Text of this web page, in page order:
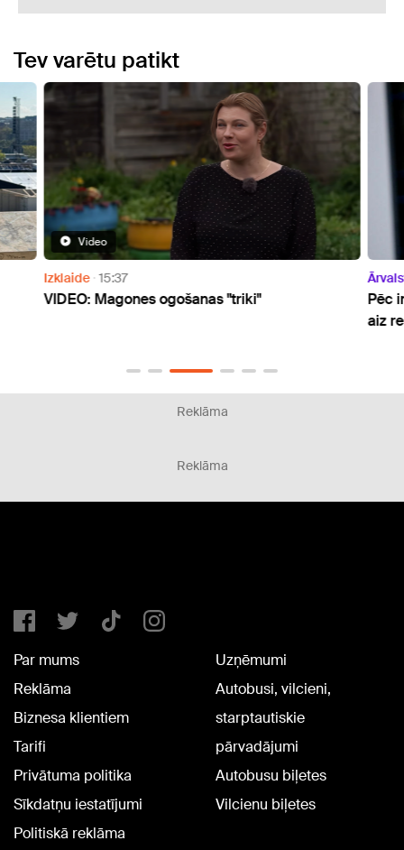
Tev varētu patikt
Video
Izklaide 15:37
VIDEO: Magones ogošanas "triki"
Pēc
aiz
Reklāma
Reklāma
Par mums
Reklāma
Biznesa klientiem
Tarifi
Privātuma politika
Sīkdatņu iestatījumi
Politiskā reklāma
Uzņēmumi
Autobusi, vilcieni,
starptautiskie
pārvadājumi
Autobusu biļetes
Vilcienu biļetes